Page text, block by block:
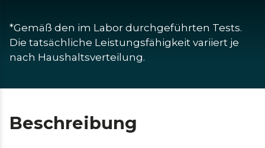
*Gemäß den im Labor durchgeführten Tests.
Die tatsächliche Leistungsfähigkeit variiert je
nach Haushaltsverteilung.
Beschreibung